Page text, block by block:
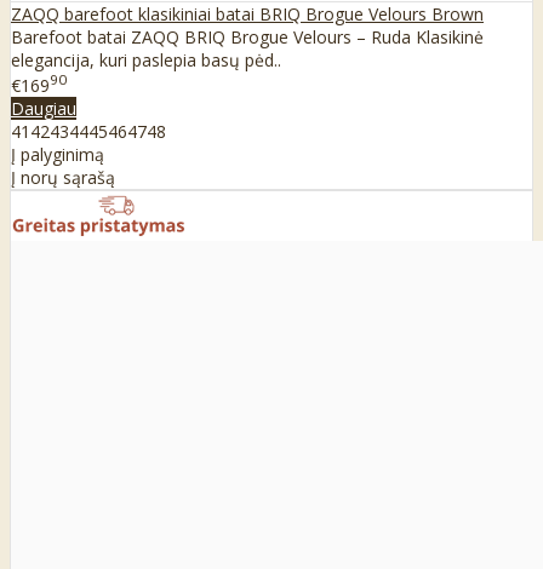
ZAQQ barefoot klasikiniai batai BRIQ Brogue Velours Brown
Barefoot batai ZAQQ BRIQ Brogue Velours – Ruda Klasikinė
elegancija, kuri paslepia basų pėd..
€16990
Daugiau
41 42434445464748
Į palyginimą
Į norų sąrašą